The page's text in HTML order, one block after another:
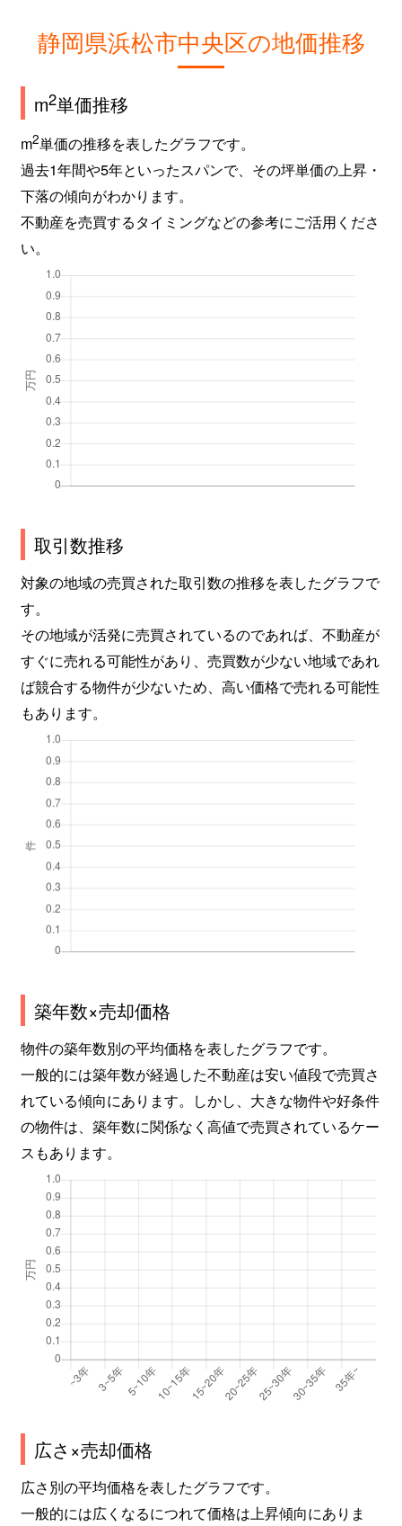
静岡県浜松市中央区の地価推移
m2単価推移
m2単価の推移を表したグラフです。
過去1年間や5年といったスパンで、その坪単価の上昇・
下落の傾向がわかります。
不動産を売買するタイミングなどの参考にご活用くださ
い。
取引数推移
対象の地域の売買された取引数の推移を表したグラフで
す。
その地域が活発に売買されているのであれば、不動産が
すぐに売れる可能性があり、売買数が少ない地域であれ
ば競合する物件が少ないため、高い価格で売れる可能性
もあります。
築年数×売却価格
物件の築年数別の平均価格を表したグラフです。
一般的には築年数が経過した不動産は安い値段で売買さ
れている傾向にあります。しかし、大きな物件や好条件
の物件は、築年数に関係なく高値で売買されているケー
スもあります。
広さ×売却価格
広さ別の平均価格を表したグラフです。
一般的には広くなるにつれて価格は上昇傾向にありま